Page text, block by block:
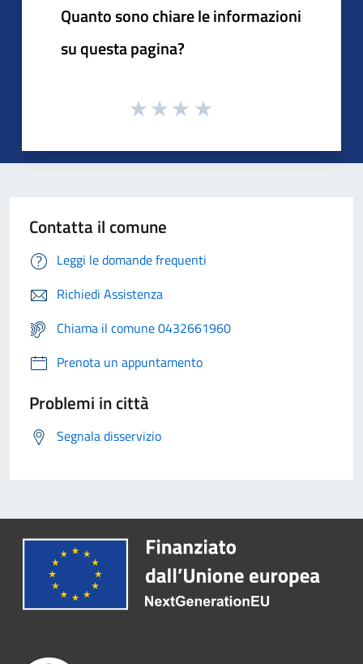
Quanto sono chiare le informazioni
su questa pagina?
Contatta il comune
Leggi le domande frequenti
Richiedi Assistenza
Chiama il comune 0432661960
Prenota un appuntamento
Problemi in città
Segnala disservizio